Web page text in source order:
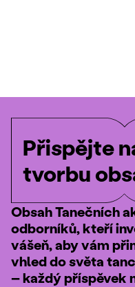
Přispějte
tvorbu
Obsah Tanečních
odborníků, kteří
vášeň, aby vám
vhled do světa
– každý příspěvek